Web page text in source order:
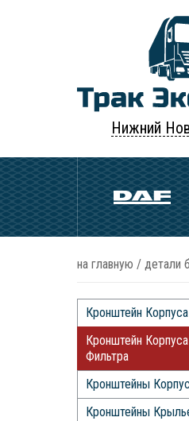
Нижний
на главную / детали
Кронштейн
Кронштейн
Фильтра
Кронштейны
Кронштейны